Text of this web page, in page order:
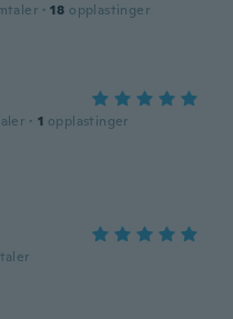
· 18 opplastinger
· 1 opplastinger